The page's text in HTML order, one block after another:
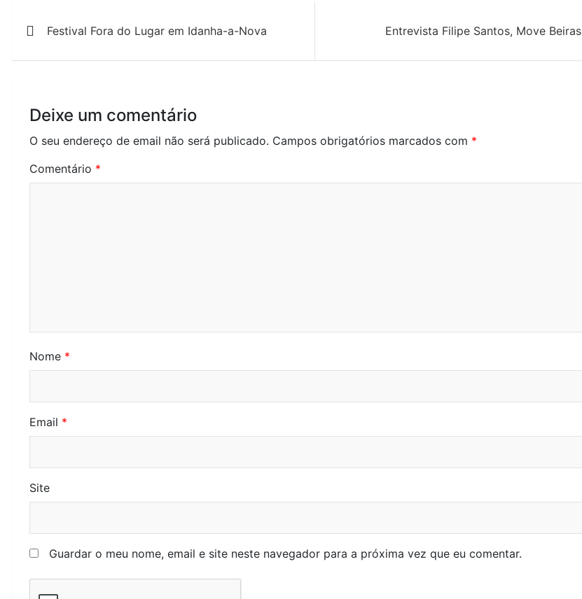
de
artigos
Festival Fora do Lugar em Idanha-a-Nova Entrevista Filipe Santos, Move Beiras
Deixe um comentário
O seu endereço de email não será publicado. Campos obrigatórios marcados com *
Comentário *
Nome *
Email *
Site
Guardar o meu nome, email e site neste navegador para a próxima vez que eu comentar.